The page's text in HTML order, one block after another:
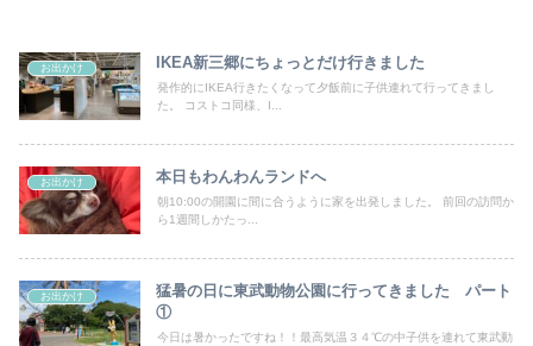
お出かけ IKEA新三郷にちょっとだけ行きました
発作的にIKEA行きたくなって夕飯前に子供連れて行ってきまし
た。 コストコ同様、I...
お出かけ 本日もわんわんランドへ
朝10:00の開園に間に合うように家を出発しました。 前回の訪問か
ら1週間しかたっ...
お出かけ
猛暑の日に東武動物公園に行ってきました パート
①
今日は暑かったですね！！最高気温３４℃の中子供を連れて東武動